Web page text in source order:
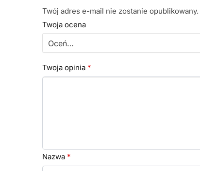
Twój adres e-mail nie zostanie opublikowany.
Twoja ocena
Twoja opinia *
Nazwa *